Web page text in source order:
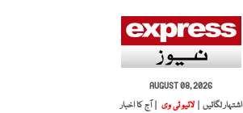
AUGUST 08, 2026
اشتہار لگائیں |
لائیو ٹی وی | آج کا اخبار